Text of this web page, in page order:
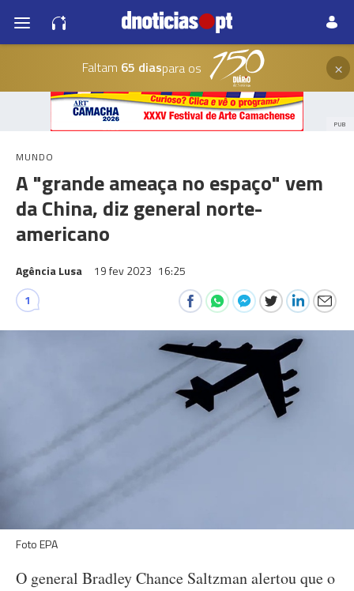
Faltam 65 diaspara os ×
PUB
MUNDO
A "grande ameaça no espaço" vem
da China, diz general norte-
americano
Agência Lusa 19 fev 2023 16:25
1
Foto EPA
O general Bradley Chance Saltzman alertou que o